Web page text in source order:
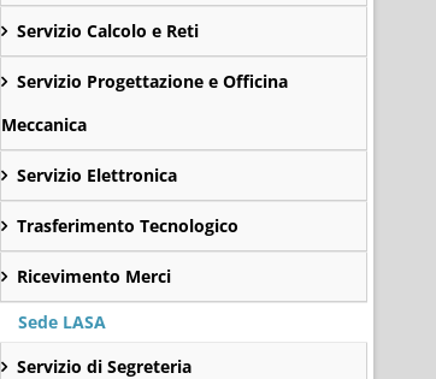
Servizio Calcolo e Reti
Servizio Progettazione e Officina
Meccanica
Servizio Elettronica
Trasferimento Tecnologico
Ricevimento Merci
Sede LASA
Servizio di Segreteria